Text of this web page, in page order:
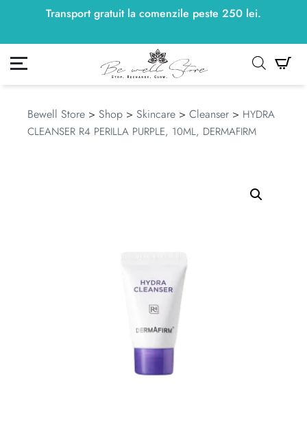
Transport gratuit la comenzile peste 250 lei.
250lei
meu
Bewell Store > Shop > Skincare > Cleanser > HYDRA
CLEANSER R4 PERILLA PURPLE, 10ML, DERMAFIRM